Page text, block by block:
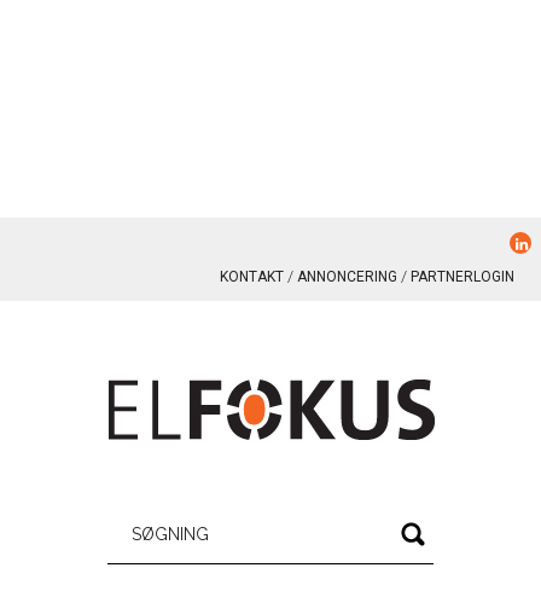
KONTAKT ANNONCERING PARTNERLOGIN